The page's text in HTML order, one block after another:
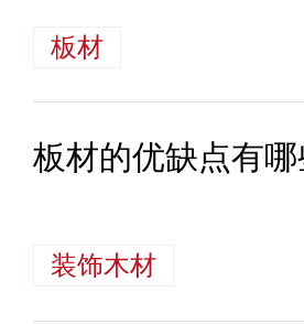
板材
板材的优缺点有
装饰木材